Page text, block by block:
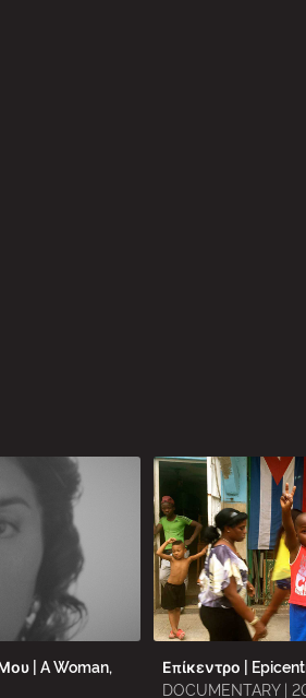
| A Woman,
Επίκεντρο |
DOCUMENTARY |